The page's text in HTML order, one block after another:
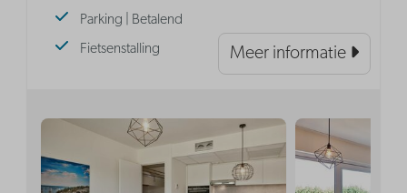
Parking | Betalend
Fietsenstalling
Meer informatie